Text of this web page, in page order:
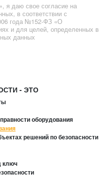
я даю свое согласие на
в соответствии с
года №152-ФЗ «О
и для целей, определенных в
данных
- ЭТО
оборудования
решений по безопасности
ключ